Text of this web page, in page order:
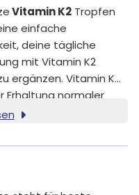
Vitamin K2Tropfen
einfache
deine tägliche
mit Vitamin K2
ergänzen. Vitamin K
Erhaltung normaler
und zu einer normalen